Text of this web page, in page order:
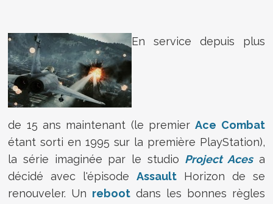
En service depuis plus
de 15 ans maintenant (le premierAce Combat
étant sorti en 1995 sur la première PlayStation),
la série imaginée par le studio Project Acesa
décidé avec l'épisode Assault Horizon de se
renouveler. Un reboot dans les bonnes règles